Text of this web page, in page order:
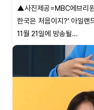
▲사진제공=MBC에브리
한국은 처음이지?’ 아일
11월 21일에 방송될...